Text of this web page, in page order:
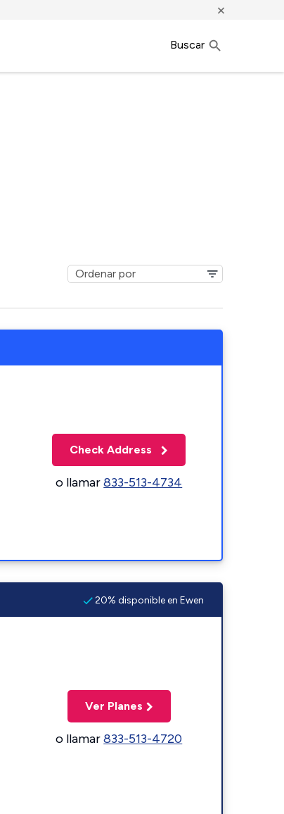
×
Buscar
Check Address
o llamar833-513-4734
20% disponible en Ewen
Ver Planes
o llamar833-513-4720